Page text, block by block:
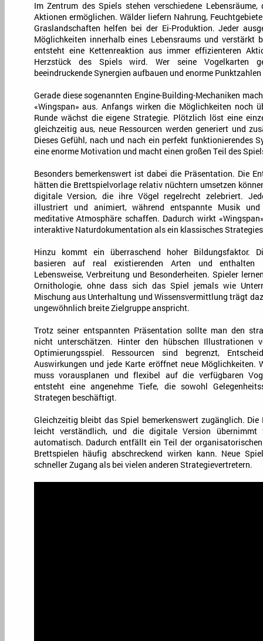
Im Zentrum des Spiels stehen verschiedene
Aktionen ermöglichen. Wälder liefern Nahrung,
Graslandschaften helfen bei der Ei-Produktion. Jeder
Möglichkeiten innerhalb eines Lebensraums und verstärkt
entsteht eine Kettenreaktion aus immer effizienteren
Herzstück des Spiels wird. Wer seine Vogelkarten
beeindruckende Synergien aufbauen und enorme
Gerade diese sogenannten Engine-Building-Mechaniken
«Wingspan» aus. Anfangs wirken die Möglichkeiten noch
Runde wächst die eigene Strategie. Plötzlich löst eine
gleichzeitig aus, neue Ressourcen werden generiert und
Dieses Gefühl, nach und nach ein perfekt funktionierendes
eine enorme Motivation und macht einen großen Teil des
Besonders bemerkenswert ist dabei die Präsentation. Die
hätten die Brettspielvorlage relativ nüchtern umsetzen
digitale Version, die ihre Vögel regelrecht zelebriert.
illustriert und animiert, während entspannte Musik
meditative Atmosphäre schaffen. Dadurch wirkt
interaktive Naturdokumentation als ein klassisches
Hinzu kommt ein überraschend hoher Bildungsfaktor.
basieren auf real existierenden Arten und enthalten
Lebensweise, Verbreitung und Besonderheiten. Spieler
Ornithologie, ohne dass sich das Spiel jemals wie
Mischung aus Unterhaltung und Wissensvermittlung trägt
ungewöhnlich breite Zielgruppe anspricht.
Trotz seiner entspannten Präsentation sollte man den
nicht unterschätzen. Hinter den hübschen Illustrationen
Optimierungsspiel. Ressourcen sind begrenzt,
Auswirkungen und jede Karte eröffnet neue Möglichkeiten.
muss vorausplanen und flexibel auf die verfügbaren
entsteht eine angenehme Tiefe, die sowohl
Strategen beschäftigt.
Gleichzeitig bleibt das Spiel bemerkenswert zugänglich. Die
leicht verständlich, und die digitale Version übernimmt
automatisch. Dadurch entfällt ein Teil der
Brettspielen häufig abschreckend wirken kann. Neue
schneller Zugang als bei vielen anderen Strategievertretern.